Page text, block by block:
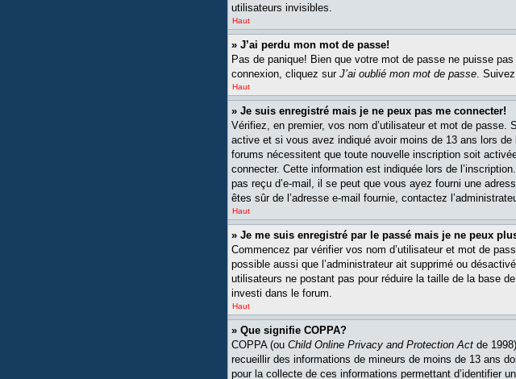
utilisateurs invisibles.
Haut
» J’ai perdu mon mot de passe!
Pas de panique! Bien que votre mot de passe ne puisse
connexion, cliquez sur J’ai oublié mon mot de passe.
Haut
» Je suis enregistré mais je ne peux pas me connecter!
Vérifiez, en premier, vos nom d’utilisateur et mot de
active et si vous avez indiqué avoir moins de 13 ans lors
forums nécessitent que toute nouvelle inscription soit
connecter. Cette information est indiquée lors de
pas reçu d’e-mail, il se peut que vous ayez fourni une
êtes sûr de l’adresse e-mail fournie, contactez
Haut
» Je me suis enregistré par le passé mais je ne peux
Commencez par vérifier vos nom d’utilisateur et mot de
possible aussi que l’administrateur ait supprimé ou
utilisateurs ne postant pas pour réduire la taille de la base
investi dans le forum.
Haut
» Que signifie COPPA?
COPPA (ou Child Online Privacy and Protection Act de
recueillir des informations de mineurs de moins de 13 ans
pour la collecte de ces informations permettant d’identifier